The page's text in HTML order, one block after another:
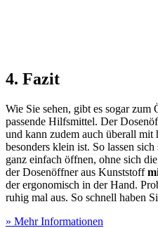
4. Fazit
Wie Sie sehen, gibt es sogar zum
passende Hilfsmittel. Der
und kann zudem auch überall mit
besonders klein ist. So lassen
ganz einfach öffnen, ohne sich
der Dosenöffner aus Kunststoff
der ergonomisch in der Hand.
ruhig mal aus. So schnell haben
» Mehr Informationen